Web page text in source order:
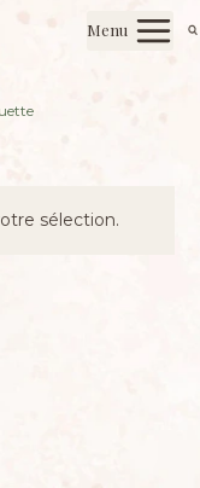
Menu
sélection.